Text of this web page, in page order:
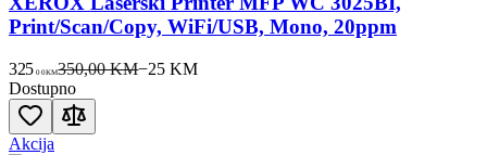
Print/Scan/Copy, WiFi/USB, Mono, 20ppm
325 00KM350,00 KM−25 KM
Dostupno
Akcija